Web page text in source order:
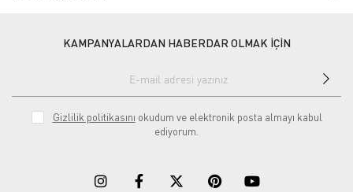
KAMPANYALARDAN HABERDAR OLMAK İÇİN
Gizlilik politikasını okudum ve elektronik posta almayı kabul
ediyorum.